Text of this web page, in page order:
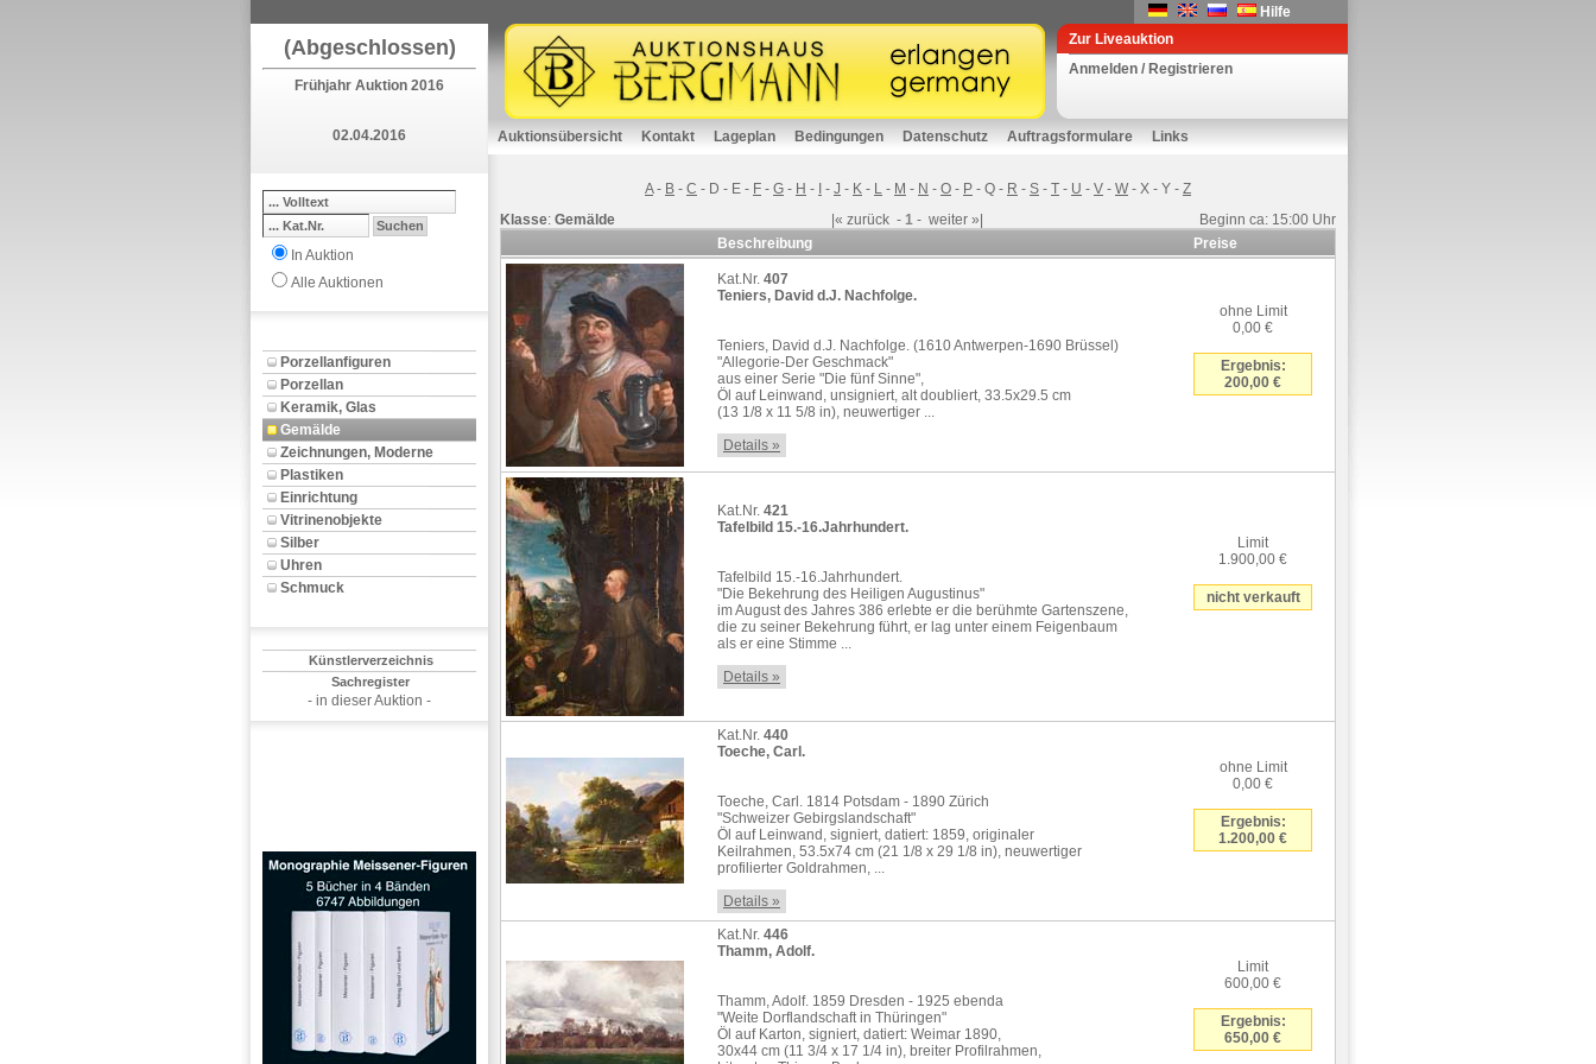
Hilfe
(Abgeschlossen)
Frühjahr Auktion 2016
02.04.2016
In Auktion
Alle Auktionen
Porzellanfiguren
Porzellan
Keramik, Glas
Gemälde
Zeichnungen, Moderne
Plastiken
Einrichtung
Vitrinenobjekte
Silber
Uhren
Schmuck
Künstlerverzeichnis
Sachregister
- in dieser Auktion -
Zur Liveauktion
Anmelden / Registrieren
Auktionsübersicht Kontakt Lageplan Bedingungen Datenschutz Auftragsformulare Links
A- B - C - D - E - F - G - H - - J - K - L - M - N - O - P - Q - R - S - T - U - V - W - X - Y - Z
Klasse: Gemälde Beginn ca: 15:00 Uhr
|« zurück - 1 - weiter »|
Beschreibung
Preise
Kat.Nr. 407
Teniers, David d.J. Nachfolge.
Teniers, David d.J. Nachfolge. (1610 Antwerpen-1690 Brüssel)
"Allegorie-Der Geschmack"
aus einer Serie "Die fünf Sinne",
Öl auf Leinwand, unsigniert, alt doubliert, 33.5x29.5 cm
(13 1/8 x 11 5/8 in), neuwertiger ...
Details »
ohne Limit
0,00 €
Ergebnis:
200,00 €
Kat.Nr. 421
Tafelbild 15.-16.Jahrhundert.
Tafelbild 15.-16.Jahrhundert.
"Die Bekehrung des Heiligen Augustinus"
im August des Jahres 386 erlebte er die berühmte Gartenszene,
die zu seiner Bekehrung führt, er lag unter einem Feigenbaum
als er eine Stimme ...
Details »
Limit
1.900,00 €
nicht verkauft
Kat.Nr. 440
Toeche, Carl.
Toeche, Carl. 1814 Potsdam - 1890 Zürich
"Schweizer Gebirgslandschaft"
Öl auf Leinwand, signiert, datiert: 1859, originaler
Keilrahmen, 53.5x74 cm (21 1/8 x 29 1/8 in), neuwertiger
profilierter Goldrahmen, ...
Details »
ohne Limit
0,00 €
Ergebnis:
1.200,00 €
Kat.Nr. 446
Thamm, Adolf.
Thamm, Adolf. 1859 Dresden - 1925 ebenda
"Weite Dorflandschaft in Thüringen"
Öl auf Karton, signiert, datiert: Weimar 1890,
30x44 cm (11 3/4 x 17 1/4 in), breiter Profilrahmen,
Limit
600,00 €
Ergebnis:
650,00 €